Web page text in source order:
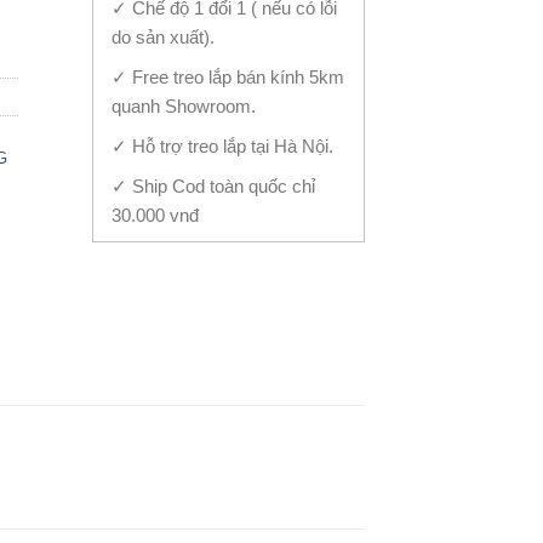
✓ Chế độ 1 đổi 1 ( nếu có lỗi
do sản xuất).
✓ Free treo lắp bán kính 5km
quanh Showroom.
✓ Hỗ trợ treo lắp tại Hà Nội.
✓ Ship Cod toàn quốc chỉ
30.000 vnđ